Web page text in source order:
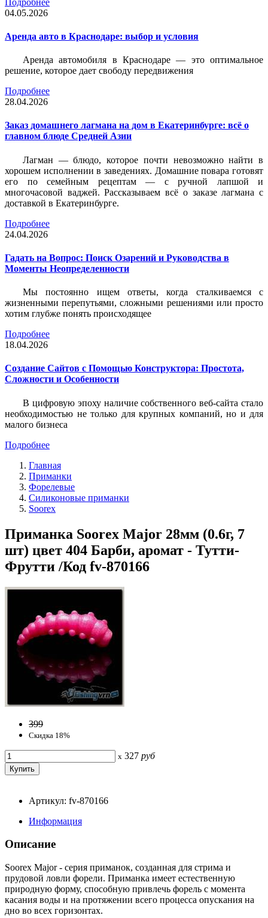
04.05.2026
Аренда авто в Краснодаре: выбор и условия
Аренда автомобиля в Краснодаре — это оптимальное
решение, которое дает свободу передвижения
Подробнее
28.04.2026
Заказ домашнего лагмана на дом в Екатеринбурге: всё о
главном блюде Средней Азии
Лагман — блюдо, которое почти невозможно найти в
хорошем исполнении в заведениях. Домашние повара готовят
его по семейным рецептам — с ручной лапшой и
многочасовой ваджей. Рассказываем всё о заказе лагмана с
доставкой в Екатеринбурге.
Подробнее
24.04.2026
Гадать на Вопрос: Поиск Озарений и Руководства в
Моменты Неопределенности
Мы постоянно ищем ответы, когда сталкиваемся с
жизненными перепутьями, сложными решениями или просто
хотим глубже понять происходящее
Подробнее
18.04.2026
Создание Сайтов с Помощью Конструктора: Простота,
Сложности и Особенности
В цифровую эпоху наличие собственного веб-сайта стало
необходимостью не только для крупных компаний, но и для
малого бизнеса
Подробнее
Главная
Приманки
Форелевые
Силиконовые приманки
Soorex
Приманка Soorex Major 28мм (0.6г, 7
шт) цвет 404 Барби, аромат - Тутти-
Фрутти /Код fv-870166
399
Скидка 18%
x 327 руб
Артикул: fv-870166
Информация
Описание
Soorex Major - серия приманок, созданная для стрима и
прудовой ловли форели. Приманка имеет естественную
природную форму, способную привлечь форель с момента
касания воды и на протяжении всего процесса опускания на
дно во всех горизонтах.